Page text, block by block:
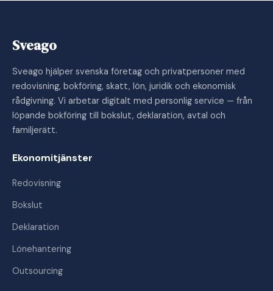
Sveago
Sveago hjälper svenska företag och privatpersoner med
redovisning, bokföring, skatt, lön, juridik och ekonomisk
rådgivning. Vi arbetar digitalt med personlig service — från
löpande bokföring till bokslut, deklaration, avtal och
familjerätt.
Ekonomitjänster
Redovisning
Bokslut
Deklaration
Lönehantering
Outsourcing